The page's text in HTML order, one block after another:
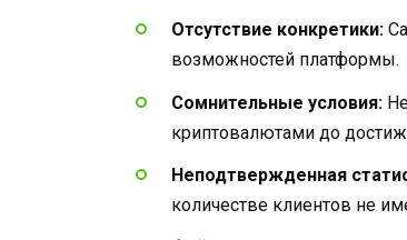
Отсутствие конкретики:
возможностей платформы.
Сомнительные условия:
криптовалютами до
Неподтвержденная
количестве клиентов не